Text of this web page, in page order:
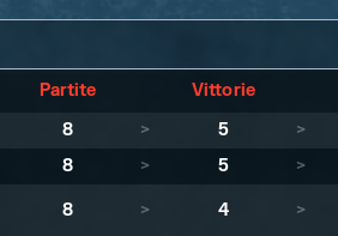
Partite Vittorie
8 > 5 >
8 > 5 >
8 > 4 >